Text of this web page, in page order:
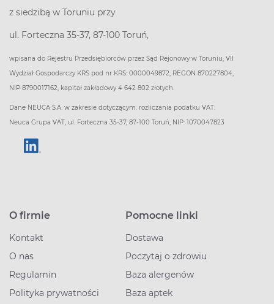
z siedzibą w Toruniu przy
ul. Forteczna 35-37, 87-100 Toruń,
wpisana do Rejestru Przedsiębiorców przez Sąd Rejonowy w Toruniu, VII
Wydział Gospodarczy KRS pod nr KRS: 0000049872, REGON 870227804,
NIP 8790017162, kapitał zakładowy 4 642 802 złotych.
Dane NEUCA S.A. w zakresie dotyczącym: rozliczania podatku VAT:
Neuca Grupa VAT, ul. Forteczna 35-37, 87-100 Toruń, NIP: 1070047823
O firmie
Kontakt
O nas
Regulamin
Polityka prywatności
Pomocne linki
Dostawa
Poczytaj o zdrowiu
Baza alergenów
Baza aptek